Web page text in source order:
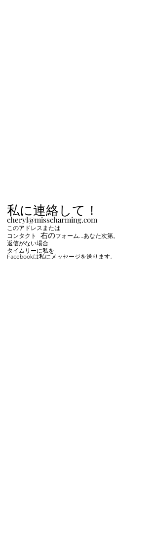
私に連絡して！
cheryl@misscharming.com
このアドレスまたは
コンタクト
右のフォーム...あなた次第。
返信がない場合
タイムリーに私を
Facebookは私にメッセージを送ります。